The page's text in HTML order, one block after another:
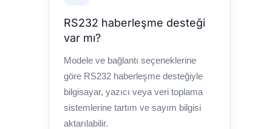
RS232 haberleşme desteği
var mı?
Modele ve bağlantı seçeneklerine
göre RS232 haberleşme desteğiyle
bilgisayar, yazıcı veya veri toplama
sistemlerine tartım ve sayım bilgisi
aktarılabilir.